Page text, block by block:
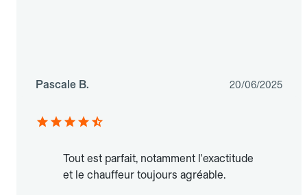
Pascale B. 20/06/2025
Tout est parfait, notamment l'exactitude
et le chauffeur toujours agréable.